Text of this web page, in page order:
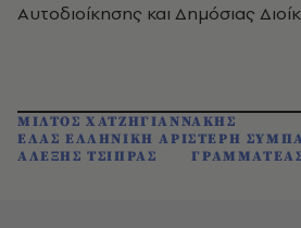
Αυτοδιοίκησης και Δημόσιας
ΜΙΛΤΟΣ ΧΑΤΖΗΓΙΑΝΝΑΚΗΣ
ΕΛΑΣ ΕΛΛΗΝΙΚΗ ΑΡΙΣΤΕΡΗ
ΑΛΕΞΗΣ ΤΣΙΠΡΑΣ